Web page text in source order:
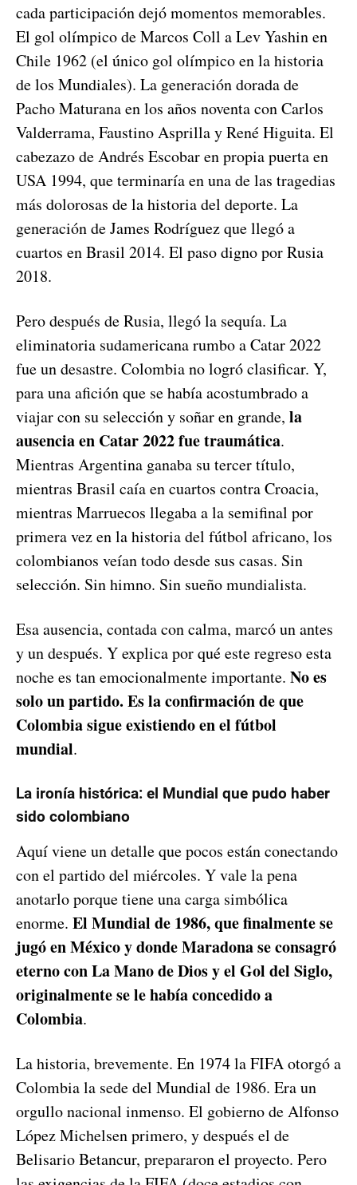
cada participación dejó momentos memorables.
El gol olímpico de Marcos Coll a Lev Yashin en
Chile 1962 (el único gol olímpico en la historia
de los Mundiales). La generación dorada de
Pacho Maturana en los años noventa con Carlos
Valderrama, Faustino Asprilla y René Higuita. El
cabezazo de Andrés Escobar en propia puerta en
USA 1994, que terminaría en una de las tragedias
más dolorosas de la historia del deporte. La
generación de James Rodríguez que llegó a
cuartos en Brasil 2014. El paso digno por Rusia
2018.
Pero después de Rusia, llegó la sequía. La
eliminatoria sudamericana rumbo a Catar 2022
fue un desastre. Colombia no logró clasificar. Y,
para una afición que se había acostumbrado a
viajar con su selección y soñar en grande, la
ausencia en Catar 2022 fue traumática.
Mientras Argentina ganaba su tercer título,
mientras Brasil caía en cuartos contra Croacia,
mientras Marruecos llegaba a la semifinal por
primera vez en la historia del fútbol africano, los
colombianos veían todo desde sus casas. Sin
selección. Sin himno. Sin sueño mundialista.
Esa ausencia, contada con calma, marcó un antes
y un después. Y explica por qué este regreso esta
noche es tan emocionalmente importante. No es
solo un partido. Es la confirmación de que
Colombia sigue existiendo en el fútbol
mundial.
La ironía histórica: el Mundial que pudo haber
sido colombiano
Aquí viene un detalle que pocos están conectando
con el partido del miércoles. Y vale la pena
anotarlo porque tiene una carga simbólica
enorme. El Mundial de 1986, que finalmente se
jugó en México y donde Maradona se consagró
eterno con La Mano de Dios y el Gol del Siglo,
originalmente se le había concedido a
Colombia.
La historia, brevemente. En 1974 la FIFA otorgó a
Colombia la sede del Mundial de 1986. Era un
orgullo nacional inmenso. El gobierno de Alfonso
López Michelsen primero, y después el de
Belisario Betancur, prepararon el proyecto. Pero